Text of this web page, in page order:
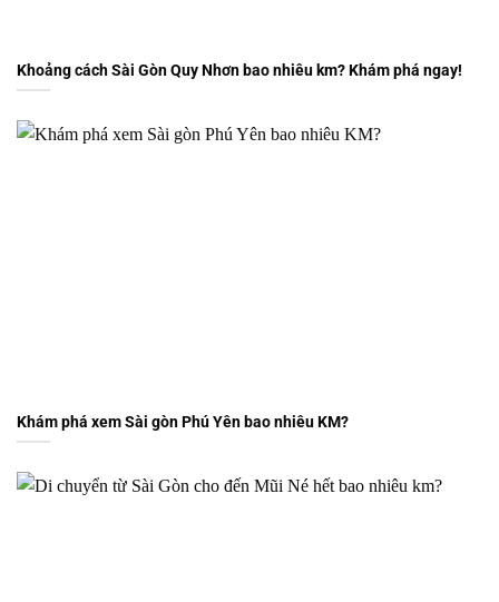
Khoảng cách Sài Gòn Quy Nhơn bao nhiêu km? Khám phá ngay!
Khám phá xem Sài gòn Phú Yên bao nhiêu KM?